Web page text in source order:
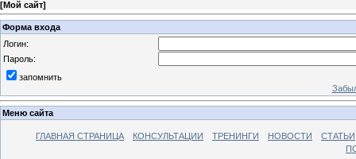
[Мой сайт]
Форма входа
Логин:
Пароль:
запомнить
Меню сайта
ГЛАВНАЯ СТРАНИЦА КОНСУЛЬТАЦИИ ТРЕНИНГИ НОВОСТИ
СТАТЬИ